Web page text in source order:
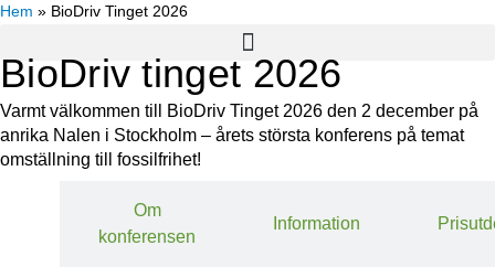
Hem » BioDriv Tinget 2026
BioDriv tinget 2026
Varmt välkommen till BioDriv Tinget 2026 den 2 december på
anrika Nalen i Stockholm – årets största konferens på temat
omställning till fossilfrihet!
Om
konferensen
Information